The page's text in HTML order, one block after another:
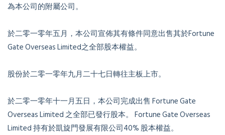
為本公司的附屬公司。
於二零一零年五月，本公司宣佈其有條件同意出售其於Fortune
Gate Overseas Limited之全部股本權益。
股份於二零一零年九月二十七日轉往主板上市。
於二零一零年十一月五日，本公司完成出售 Fortune Gate
Overseas Limited 之全部已發行股本。 Fortune Gate Overseas
Limited 持有於凱旋門發展有限公司40% 股本權益。